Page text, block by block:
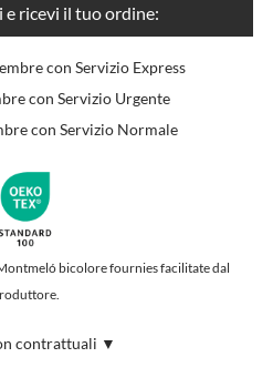
e ricevi il tuo ordine:
con Servizio Express
con Servizio Urgente
con Servizio Normale
bicolore fournies facilitate dal
contrattuali ▼